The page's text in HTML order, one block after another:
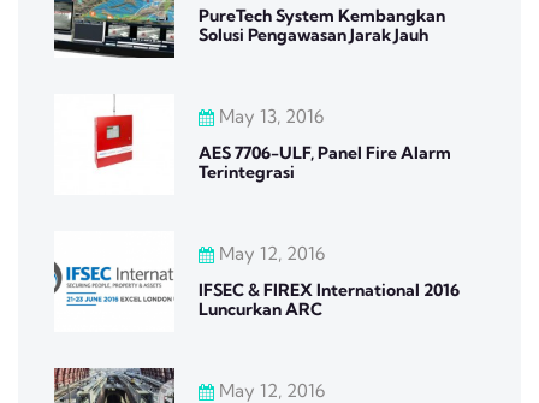
PureTech System Kembangkan
Solusi Pengawasan Jarak Jauh
May 13, 2016
AES 7706-ULF, Panel Fire Alarm
Terintegrasi
May 12, 2016
IFSEC & FIREX International 2016
Luncurkan ARC
May 12, 2016